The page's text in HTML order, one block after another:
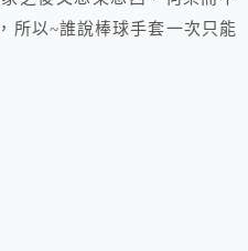
所以~誰說棒球手套一次只能